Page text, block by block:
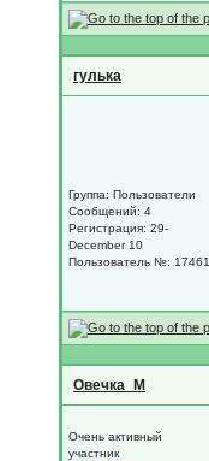
гулька
Группа: Пользователи
Сообщений: 4
Регистрация: 29-
December 10
Пользователь №: 17461
Овечка_М
Очень активный
участник